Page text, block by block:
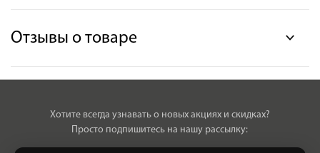
Отзывы о товаре
Хотите всегда узнавать о новых акциях и скидках?
Просто подпишитесь на нашу рассылку: